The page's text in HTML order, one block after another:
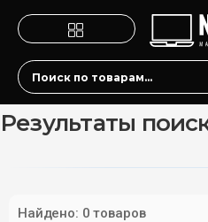
Результаты
Найдено: 0 товаров